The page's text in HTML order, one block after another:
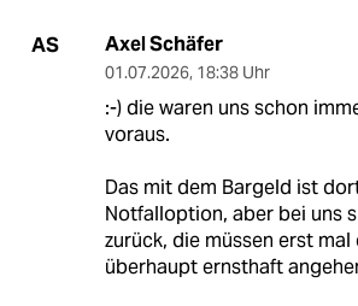
AS Axel Schäfer
01.07.2026, 18:38 Uhr
:-) die waren uns schon
voraus.
Das mit dem Bargeld ist
Notfalloption, aber bei uns
zurück, die müssen erst
überhaupt ernsthaft